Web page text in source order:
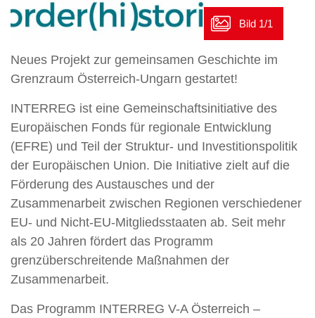
Neues Projekt zur gemeinsamen Geschichte im
Grenzraum Österreich-Ungarn gestartet!
INTERREG ist eine Gemeinschaftsinitiative des
Europäischen Fonds für regionale Entwicklung
(EFRE) und Teil der Struktur- und Investitionspolitik
der Europäischen Union. Die Initiative zielt auf die
Förderung des Austausches und der
Zusammenarbeit zwischen Regionen verschiedener
EU- und Nicht-EU-Mitgliedsstaaten ab. Seit mehr
als 20 Jahren fördert das Programm
grenzüberschreitende Maßnahmen der
Zusammenarbeit.
Das Programm INTERREG V-A Österreich –